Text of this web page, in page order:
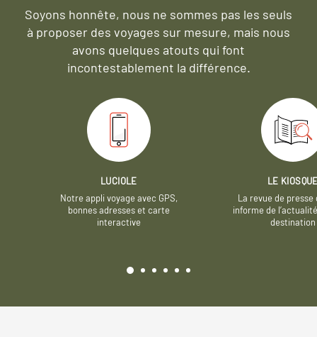
Soyons honnête, nous ne sommes pas les seuls
à proposer des voyages sur mesure, mais nous
avons quelques atouts qui font
incontestablement la différence.
LUCIOLE
Notre appli voyage avec GPS,
bonnes adresses et carte
interactive
LE
La revue de presse
informe de
destination